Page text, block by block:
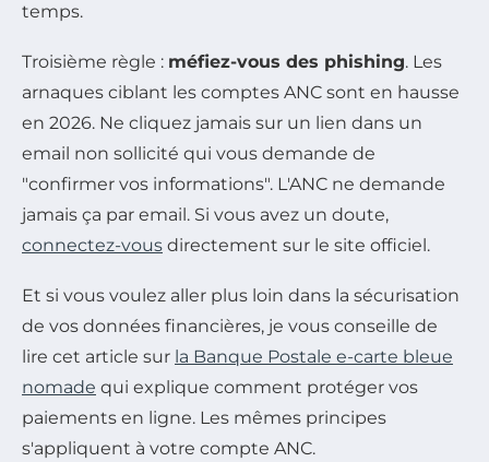
temps.
Troisième règle : méfiez-vous des phishing. Les
arnaques ciblant les comptes ANC sont en hausse
en 2026. Ne cliquez jamais sur un lien dans un
email non sollicité qui vous demande de
"confirmer vos informations". L'ANC ne demande
jamais ça par email. Si vous avez un doute,
connectez-vous directement sur le site officiel.
Et si vous voulez aller plus loin dans la sécurisation
de vos données financières, je vous conseille de
lire cet article sur la Banque Postale e-carte bleue
nomade qui explique comment protéger vos
paiements en ligne. Les mêmes principes
s'appliquent à votre compte ANC.